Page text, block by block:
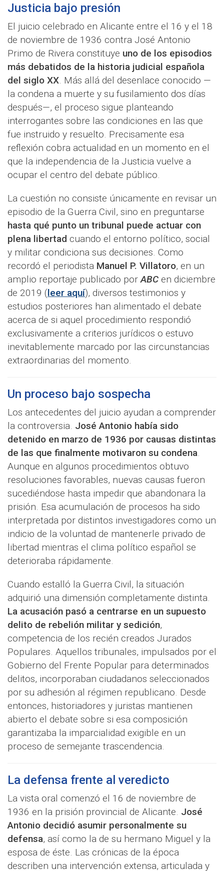
Justicia bajo presión
El juicio celebrado en Alicante entre el 16 y el 18
de noviembre de 1936 contra José Antonio
Primo de Rivera constituye uno de los episodios
más debatidos de la historia judicial española
del siglo XX. Más allá del desenlace conocido —
la condena a muerte y su fusilamiento dos días
después—, el proceso sigue planteando
interrogantes sobre las condiciones en las que
fue instruido y resuelto. Precisamente esa
reflexión cobra actualidad en un momento en el
que la independencia de la Justicia vuelve a
ocupar el centro del debate público.
La cuestión no consiste únicamente en revisar un
episodio de la Guerra Civil, sino en preguntarse
hasta qué punto un tribunal puede actuar con
plena libertad cuando el entorno político, social
y militar condiciona sus decisiones. Como
recordó el periodista Manuel P. Villatoro, en un
amplio reportaje publicado porABC en diciembre
de 2019 (leer aquí), diversos testimonios y
estudios posteriores han alimentado el debate
acerca de si aquel procedimiento respondió
exclusivamente a criterios jurídicos o estuvo
inevitablemente marcado por las circunstancias
extraordinarias del momento.
Un proceso bajo sospecha
Los antecedentes del juicio ayudan a comprender
la controversia. José Antonio había sido
detenido en marzo de 1936 por causas distintas
de las que finalmente motivaron su condena.
Aunque en algunos procedimientos obtuvo
resoluciones favorables, nuevas causas fueron
sucediéndose hasta impedir que abandonara la
prisión. Esa acumulación de procesos ha sido
interpretada por distintos investigadores como un
indicio de la voluntad de mantenerle privado de
libertad mientras el clima político español se
deterioraba rápidamente.
Cuando estalló la Guerra Civil, la situación
adquirió una dimensión completamente distinta.
La acusación pasó a centrarse en un supuesto
delito de rebelión militar y sedición,
competencia de los recién creados Jurados
Populares. Aquellos tribunales, impulsados por el
Gobierno del Frente Popular para determinados
delitos, incorporaban ciudadanos seleccionados
por su adhesión al régimen republicano. Desde
entonces, historiadores y juristas mantienen
abierto el debate sobre si esa composición
garantizaba la imparcialidad exigible en un
proceso de semejante trascendencia.
La defensa frente al veredicto
La vista oral comenzó el 16 de noviembre de
1936 en la prisión provincial de Alicante. José
Antonio decidió asumir personalmente su
defensa, así como la de su hermano Miguel y la
esposa de éste. Las crónicas de la época
describen una intervención extensa, articulada y